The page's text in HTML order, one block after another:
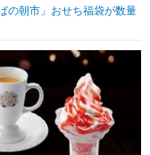
その他
の朝市」おせち福袋が数量